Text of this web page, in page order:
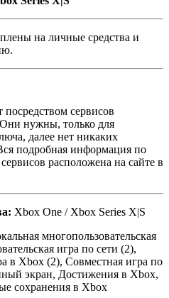
на личные средства и
сервисов
нужны, только для
далее нет никаких
подробная информация по
расположена на сайте в
Xbox One / Xbox Series X|S
многопользовательская
игра по сети (2),
в Xbox (2), Совместная игра по
экран, Достижения в Xbox,
сохранения в Xbox